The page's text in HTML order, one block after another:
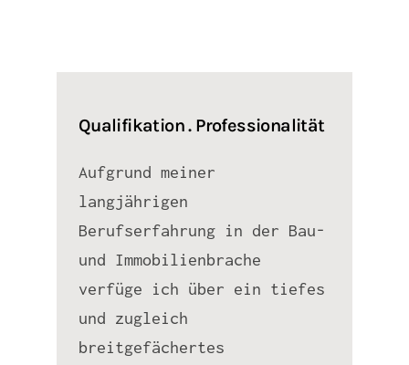
Qualifikation . Professionalität
Aufgrund meiner
langjährigen
Berufserfahrung in der Bau-
und Immobilienbrache
verfüge ich über ein tiefes
und zugleich
breitgefächertes